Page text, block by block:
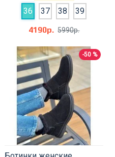
36
37 38
39
4190р. 5990р.
-50 %